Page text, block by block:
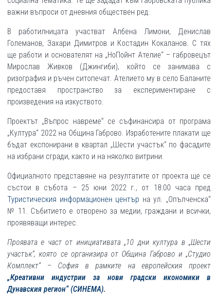
важни въпроси от дневния обществен ред.
В работилницата участват Албена Лимони, Денислав
Големанов, Захари Димитров и Костадин Кокаланов. С тях
ще работи и основателят на „НоПойнт Ателие“ – габровецът
Мирослав Живков (Джингиби), който се занимава с
ризография и ръчен ситопечат. Ателието му в село Баланите
предоставя пространство за експериментиране с
произведения на изкуството.
Проектът „Въпрос навреме“ се съфинансира от програма
„Култура“ 2022 на Община Габрово. Изработените плакати ще
бъдат експонирани в квартал „Шести участък“ по фасадите
на избрани сгради, както и на няколко витрини.
Официалното представяне на резултатите от проекта ще се
състои в събота – 25 юни 2022 г., от 18:00 часа пред
Туристическия информационен център на ул. „Опълченска“
№ 11. Събитието е отворено за медии, граждани и всички,
проявяващи интерес.
Прояватае част от инициативата „10 дни култура в „Шести
участък“, която се организира от Община Габрово и „Студио
Комплект“ – София в рамките на европейския проект
„Креативни индустрии за нови градски икономики в
Дунавския регион“ (CИНЕМА).